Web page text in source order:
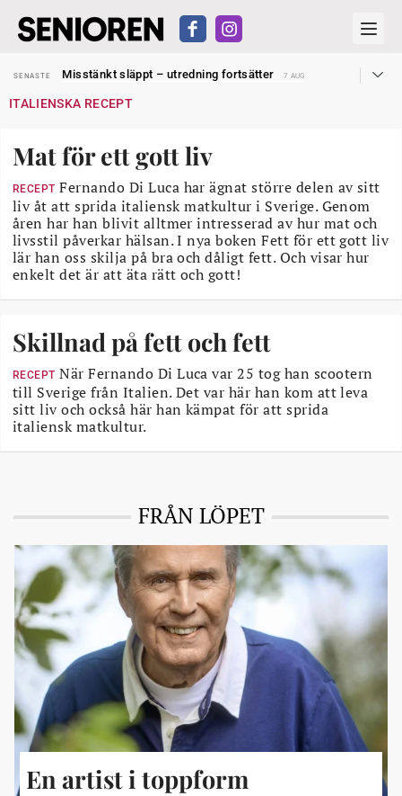
SENASTE
Misstänkt släppt – utredning fortsätter
7 AUG
SENASTE
Kravet: Nu måste 65-årsgränsen bort
SENASTE
Hyror rusar ifrån äldres bostadstillägg
SENASTE
Liten höjning av garantipensionen
SENASTE
Misstänkt släppt – utredning fortsätter 7 AUG
ITALIENSKA RECEPT
Mat för ett gott liv
RECEPT Fernando Di Luca har ägnat större delen av sitt
liv åt att sprida italiensk matkultur i Sverige. Genom
åren har han blivit alltmer intresserad av hur mat och
livsstil påverkar hälsan. I nya boken Fett för ett gott liv
lär han oss skilja på bra och dåligt fett. Och visar hur
enkelt det är att äta rätt och gott!
Skillnad på fett och fett
RECEPT När Fernando Di Luca var 25 tog han scootern
till Sverige från Italien. Det var här han kom att leva
sitt liv och också här han kämpat för att sprida
italiensk matkultur.
FRÅN LÖPET
En artist i toppform